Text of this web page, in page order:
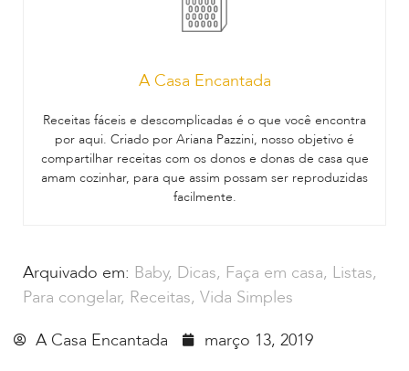
A Casa Encantada
Receitas fáceis e descomplicadas é o que você encontra
por aqui. Criado por Ariana Pazzini, nosso objetivo é
compartilhar receitas com os donos e donas de casa que
amam cozinhar, para que assim possam ser reproduzidas
facilmente.
Arquivado em: Baby, Dicas, Faça em casa, Listas,
Para congelar, Receitas, Vida Simples
A Casa Encantada
março 13, 2019